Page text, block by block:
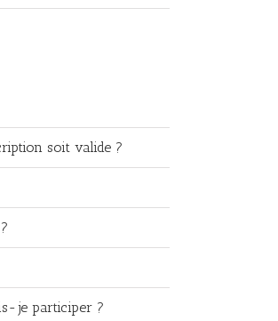
soit valide ?
je participer ?